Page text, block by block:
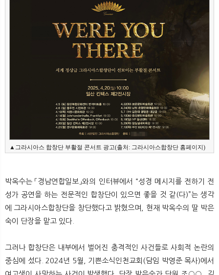
▲그라시아스 합창단 부활절 콘서트 광고(출처: 그라시아스합창단 홈페이지)
박옥수는 「경남연합일보」와의 인터뷰에서 “성경 메시지를 전하기 전
성가 공연을 하는 전문적인 합창단이 있으면 좋을 것 같(다)”는 생각
에 그라시아스합창단을 창단했다고 밝혔으며, 현재 박옥수의 딸 박은
숙이 단장을 맡고 있다.
그러나 합창단은 내부에서 벌어진 충격적인 사건들로 사회적 논란의
중심에 섰다. 2024년 5월, 기쁜소식인천교회(담임 박영준 목사)에서